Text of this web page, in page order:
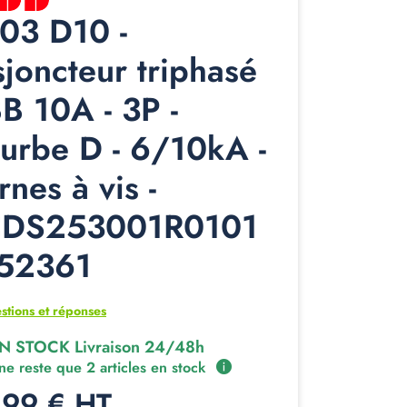
D10 -
triphasé
10A - 3P -
D - 6/10kA -
à vis -
et réponses
STOCK Livraison 24/48h
reste que 2 articles en stock